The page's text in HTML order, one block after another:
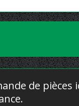
de pièces